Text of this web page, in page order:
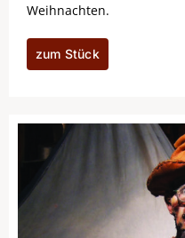
Weihnachten.
zum Stück